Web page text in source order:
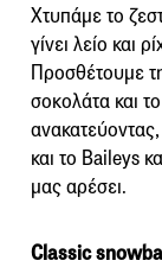
Χτυπάμε το
γίνει λείο και
Προσθέτουμε
σοκολάτα και
και το Baileys
μας αρέσει.
Classic